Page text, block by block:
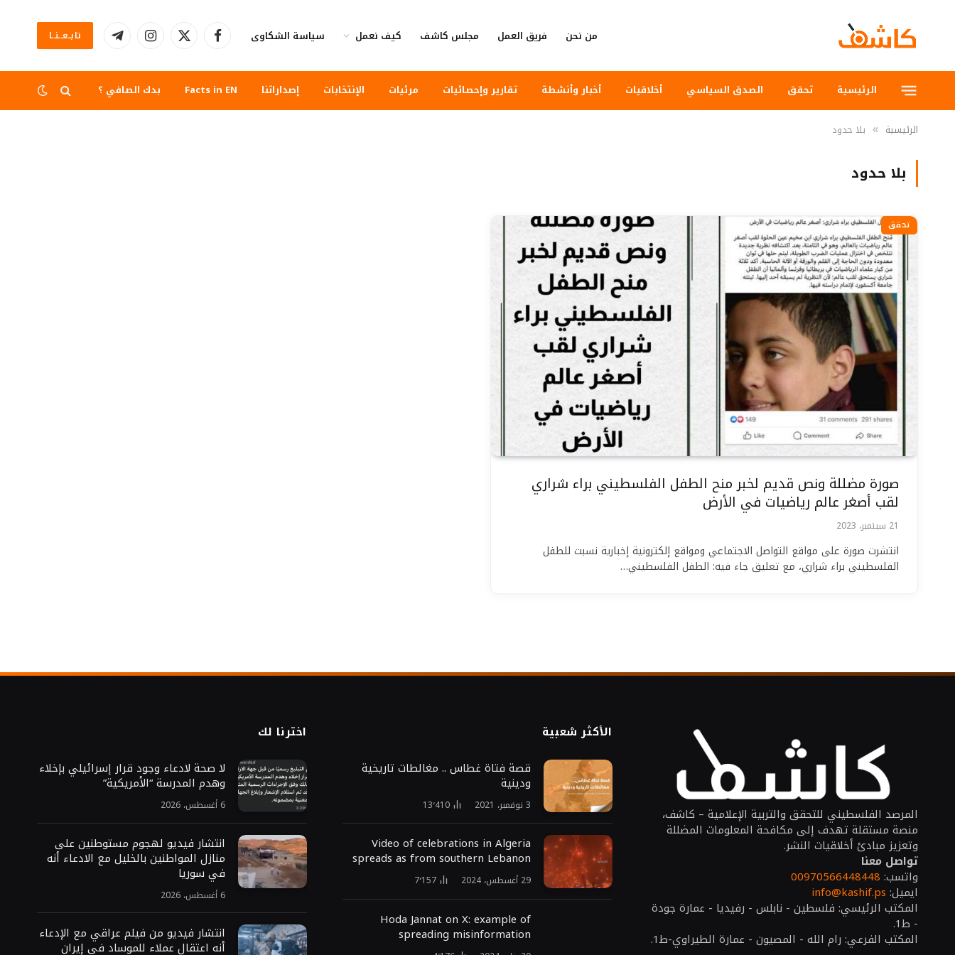
من نحن فريق العمل مجلس كاشف كيف نعمل سياسة الشكاوى فيسبوكX الانستغرامتيلقرام تابــعــنــا
الرئيسية تحقق الصدق السياسي أخلاقيات أخبار وأنشطة تقارير وإحصائيات مرئيات الإنتخابات إصداراتنا Facts in EN بدك الصافي ؟
الرئيسية » بلا حدود
بلا حدود
تحقق
صورة مضللة ونص قديم لخبر منح الطفل الفلسطيني براء شراري
لقب أصغر عالم رياضيات في الأرض
21 سبتمبر، 2023
انتشرت صورة على مواقع التواصل الاجتماعي ومواقع إلكترونية إخبارية نسبت للطفل
الفلسطيني براء شراري، مع تعليق جاء فيه: الطفل الفلسطيني…
المرصد الفلسطيني للتحقق والتربية الإعلامية – كاشف،
منصة مستقلة تهدف إلى مكافحة المعلومات المضللة
وتعزيز مبادئ أخلاقيات النشر.
تواصل معنا
واتسب: 00970566448448
ايميل: info@kashif.ps
المكتب الرئيسي: فلسطين - نابلس - رفيديا - عمارة جودة
- ط1.
المكتب الفرعي: رام الله - المصيون - عمارة الطيراوي-ط1.
الأكثر شعبية
قصة فتاة غطاس .. مغالطات تاريخية
ودينية
3 نوفمبر، 2021 13٬410
Video of celebrations in Algeria
spreads as from southern Lebanon
29 أغسطس، 2024 7٬157
Hoda Jannat on X: example of
spreading misinformation
اخترنا لك
لا صحة لادعاء وجود قرار إسرائيلي بإخلاء
وهدم المدرسة “الأمريكية”
6 أغسطس، 2026
انتشار فيديو لهجوم مستوطنين على
منازل المواطنين بالخليل مع الادعاء أنه
في سوريا
6 أغسطس، 2026
انتشار فيديو من فيلم عراقي مع الإدعاء
أنه اعتقال عملاء للموساد في إيران